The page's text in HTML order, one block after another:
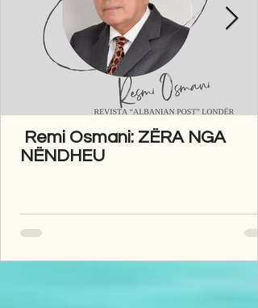
Remi Osmani: ZËRA NGA
NËNDHEU